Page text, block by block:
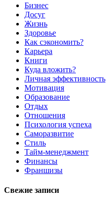
Бизнес
Досуг
Жизнь
Здоровье
Как сэкономить?
Карьера
Книги
Куда вложить?
Личная эффективность
Мотивация
Образование
Отдых
Отношения
Психология успеха
Саморазвитие
Стиль
Тайм-менеджмент
Финансы
Франшизы
Свежие записи